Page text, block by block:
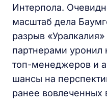
Интерпола.
масштаб дела
разрыв
партнерами уронил
топ-менеджеров и
шансы на
ранее вовлеченных